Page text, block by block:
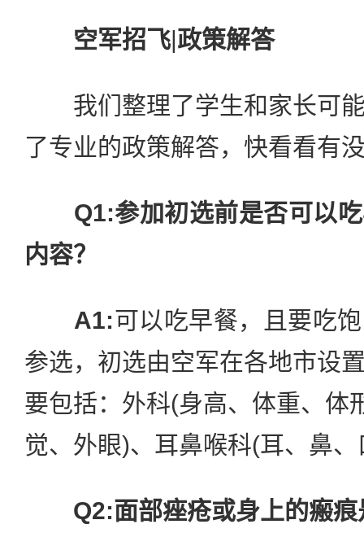
空军招飞|政策解答
我们整理了学生和家长可能
了专业的政策解答，快看看有
Q1:参加初选前是否可以
内容？
A1:可以吃早餐，且要吃
参选，初选由空军在各地市设
要包括：外科(身高、体重、体
觉、外眼)、耳鼻喉科(耳、鼻
Q2:面部痤疮或身上的瘢